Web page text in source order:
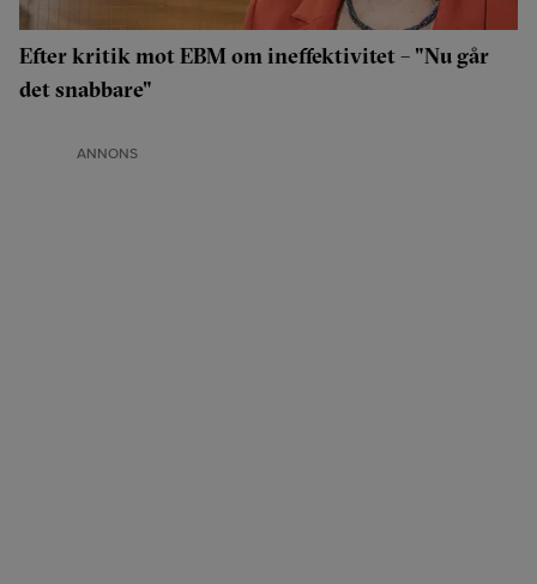
Efter kritik mot EBM om ineffektivitet – "Nu går
det snabbare"
ANNONS